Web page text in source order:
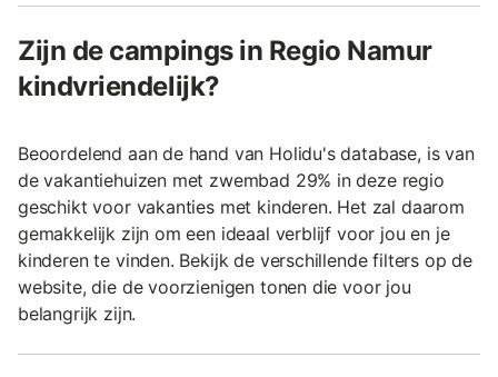
Zijn de campings in Regio Namur
kindvriendelijk?
Beoordelend aan de hand van Holidu's database, is van
de vakantiehuizen met zwembad 29% in deze regio
geschikt voor vakanties met kinderen. Het zal daarom
gemakkelijk zijn om een ideaal verblijf voor jou en je
kinderen te vinden. Bekijk de verschillende filters op de
website, die de voorzienigen tonen die voor jou
belangrijk zijn.